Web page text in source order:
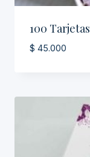
100 Tarjetas
$ 45.000